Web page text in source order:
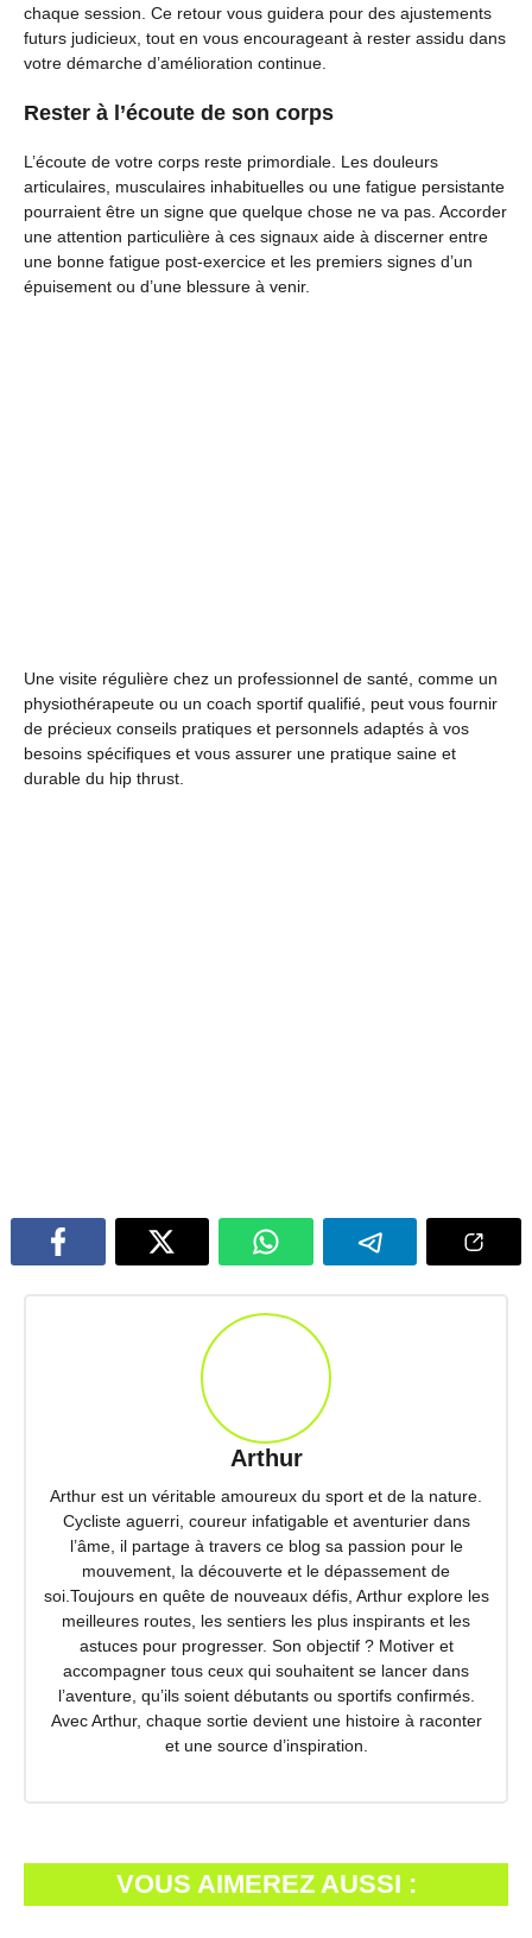
chaque session. Ce retour vous guidera pour des ajustements
futurs judicieux, tout en vous encourageant à rester assidu dans
votre démarche d’amélioration continue.
Rester à l’écoute de son corps
L’écoute de votre corps reste primordiale. Les douleurs
articulaires, musculaires inhabituelles ou une fatigue persistante
pourraient être un signe que quelque chose ne va pas. Accorder
une attention particulière à ces signaux aide à discerner entre
une bonne fatigue post-exercice et les premiers signes d’un
épuisement ou d’une blessure à venir.
Une visite régulière chez un professionnel de santé, comme un
physiothérapeute ou un coach sportif qualifié, peut vous fournir
de précieux conseils pratiques et personnels adaptés à vos
besoins spécifiques et vous assurer une pratique saine et
durable du hip thrust.
Arthur
Arthur est un véritable amoureux du sport et de la nature.
Cycliste aguerri, coureur infatigable et aventurier dans
l’âme, il partage à travers ce blog sa passion pour le
mouvement, la découverte et le dépassement de
soi.Toujours en quête de nouveaux défis, Arthur explore les
meilleures routes, les sentiers les plus inspirants et les
astuces pour progresser. Son objectif ? Motiver et
accompagner tous ceux qui souhaitent se lancer dans
l’aventure, qu’ils soient débutants ou sportifs confirmés.
Avec Arthur, chaque sortie devient une histoire à raconter
et une source d’inspiration.
VOUS AIMEREZ AUSSI :